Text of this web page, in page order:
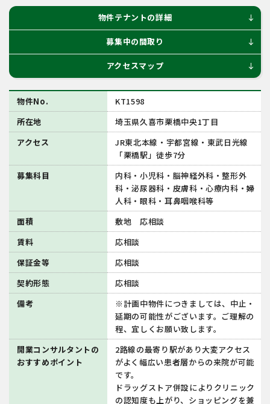
物件テナントの詳細 south
募集中の間取り south
アクセスマップ south
物件No.
KT1598
所在地
埼玉県久喜市栗橋中央1丁目
アクセス
JR東北本線・宇都宮線・東武日光線
「栗橋駅」徒歩7分
募集科目
内科・小児科・脳神経外科・整形外
科・泌尿器科・皮膚科・心療内科・婦
人科・眼科・耳鼻咽喉科等
面積
敷地 応相談
賃料
応相談
保証金等
応相談
契約形態
応相談
備考
※計画中物件につきましては、中止・
延期の可能性がございます。ご理解の
程、宜しくお願い致します。
開業コンサルタントの
おすすめポイント
2路線の最寄り駅があり大変アクセス
がよく幅広い患者層からの来院が可能
です。
ドラッグストア併設によりクリニック
の認知度も上がり、ショッピングを兼